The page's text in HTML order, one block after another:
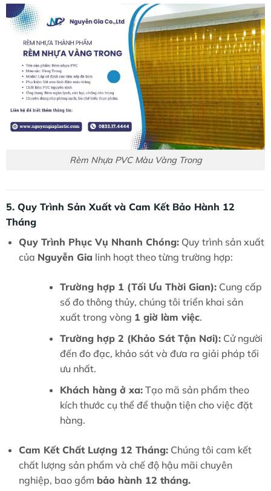
Rèm Nhựa PVC Màu Vàng Trong
5. Quy Trình Sản Xuất và Cam Kết Bảo Hành 12
Tháng
Quy Trình Phục Vụ Nhanh Chóng:Quy trình sản xuất
của Nguyễn Gialinh hoạt theo từng trường hợp:
Trường hợp 1 (Tối Ưu Thời Gian): Cung cấp
số đo thông thủy, chúng tôi triển khai sản
xuất trong vòng 1 giờ làm việc.
Trường hợp 2 (Khảo Sát Tận Nơi): Cử người
đến đo đạc, khảo sát và đưa ra giải pháp tối
ưu nhất.
Khách hàng ở xa: Tạo mã sản phẩm theo
kích thước cụ thể để thuận tiện cho việc đặt
hàng.
Cam Kết Chất Lượng 12 Tháng:Chúng tôi cam kết
chất lượng sản phẩm và chế độ hậu mãi chuyên
nghiệp, bao gồm bảo hành 12 tháng.